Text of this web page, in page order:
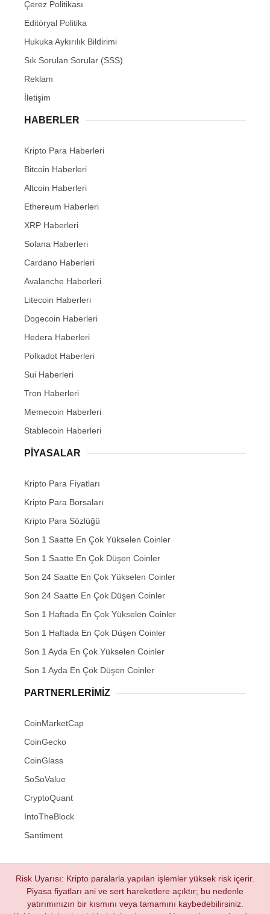
Çerez Politikası
Editöryal Politika
Hukuka Aykırılık Bildirimi
Sık Sorulan Sorular (SSS)
Reklam
İletişim
HABERLER
Kripto Para Haberleri
Bitcoin Haberleri
Altcoin Haberleri
Ethereum Haberleri
XRP Haberleri
Solana Haberleri
Cardano Haberleri
Avalanche Haberleri
Litecoin Haberleri
Dogecoin Haberleri
Hedera Haberleri
Polkadot Haberleri
Sui Haberleri
Tron Haberleri
Memecoin Haberleri
Stablecoin Haberleri
PIYASALAR
Kripto Para Fiyatları
Kripto Para Borsaları
Kripto Para Sözlüğü
Son 1 Saatte En Çok Yükselen Coinler
Son 1 Saatte En Çok Düşen Coinler
Son 24 Saatte En Çok Yükselen Coinler
Son 24 Saatte En Çok Düşen Coinler
Son 1 Haftada En Çok Yükselen Coinler
Son 1 Haftada En Çok Düşen Coinler
Son 1 Ayda En Çok Yükselen Coinler
Son 1 Ayda En Çok Düşen Coinler
PARTNERLERIMIZ
CoinMarketCap
CoinGecko
CoinGlass
SoSoValue
CryptoQuant
IntoTheBlock
Santiment
Risk Uyarısı: Kripto paralarla yapılan işlemler yüksek risk içerir.
Piyasa fiyatları ani ve sert hareketlere açıktır; bu nedenle
yatırımınızın bir kısmını veya tamamını kaybedebilirsiniz.